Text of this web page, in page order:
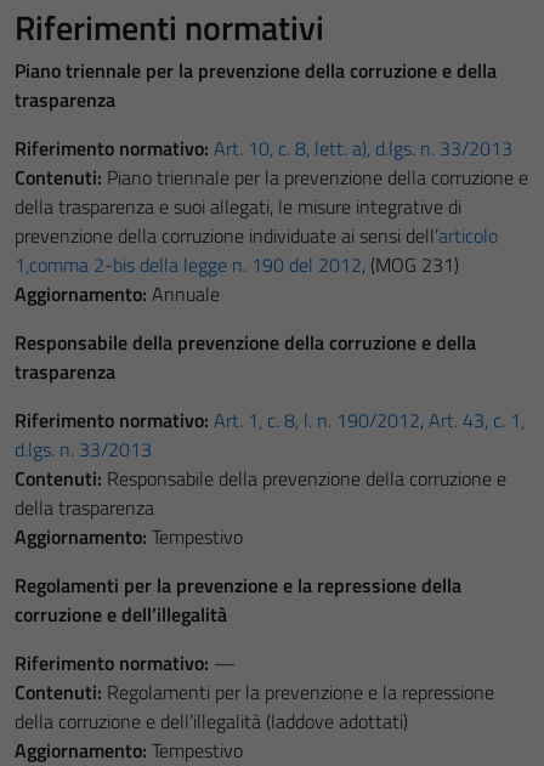
Riferimenti normativi
Piano triennale per la prevenzione della corruzione e della
trasparenza
Riferimento normativo: Art. 10, c. 8, lett. a), d.lgs. n. 33/2013
Contenuti: Piano triennale per la prevenzione della corruzione e
della trasparenza e suoi allegati, le misure integrative di
prevenzione della corruzione individuate ai sensi dell’articolo
1,comma 2-bis della legge n. 190 del 2012, (MOG 231)
Aggiornamento: Annuale
Responsabile della prevenzione della corruzione e della
trasparenza
Riferimento normativo: Art. 1, c. 8, l. n. 190/2012, Art. 43, c. 1,
d.lgs. n. 33/2013
Contenuti: Responsabile della prevenzione della corruzione e
della trasparenza
Aggiornamento: Tempestivo
Regolamenti per la prevenzione e la repressione della
corruzione e dell’illegalità
Riferimento normativo: —
Contenuti: Regolamenti per la prevenzione e la repressione
della corruzione e dell’illegalità (laddove adottati)
Aggiornamento: Tempestivo